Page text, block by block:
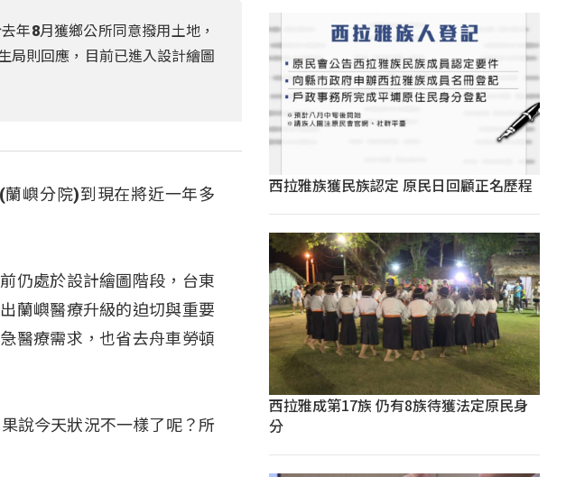
年8月獲鄉公所同意撥用土地，
局則回應，目前已進入設計繪圖
嶼分院)到現在將近一年多
仍處於設計繪圖階段，台東
蘭嶼醫療升級的迫切與重要
醫療需求，也省去舟車勞頓
說今天狀況不一樣了呢？所
西拉雅族獲民族認定 原民日回顧正名歷程
西拉雅成第17族 仍有8族待獲法定原民身
分